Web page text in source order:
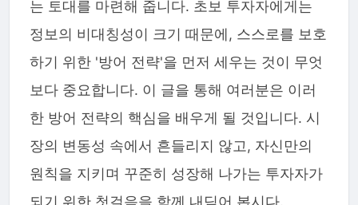
는 토대를 마련해 줍니다. 초보 투자자에게는
정보의 비대칭성이 크기 때문에, 스스로를 보호
하기 위한 '방어 전략'을 먼저 세우는 것이 무엇
보다 중요합니다. 이 글을 통해 여러분은 이러
한 방어 전략의 핵심을 배우게 될 것입니다. 시
장의 변동성 속에서 흔들리지 않고, 자신만의
원칙을 지키며 꾸준히 성장해 나가는 투자자가
되기 위한 첫걸음을 함께 내딛어 봅시다.